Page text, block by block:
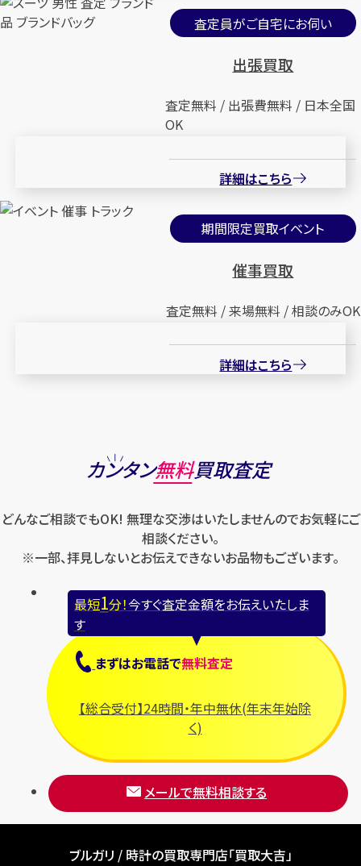
査定員がご自宅にお伺い
出張買取
査定無料 / 出張費無料 / 日本全国
OK
詳細はこちら
期間限定買取イベント
催事買取
査定無料 / 来場無料 / 相談のみOK
詳細はこちら
カンタン無料買取査定
どんなご相談でもOK! 無理な交渉はいたしませんのでお気軽にご
相談ください。
※一部、拝見しないとお伝えできないお品物もございます。
最短1分！今すぐ査定金額をお伝えいたしま
す
まずはお電話で無料査定
【総合受付】24時間・年中無休(年末年始除
く)
メールで無料相談する
ブルガリ / 時計の買取専門店「買取大吉」